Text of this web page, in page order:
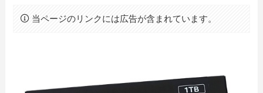
当ページのリンクには広告が含まれています。